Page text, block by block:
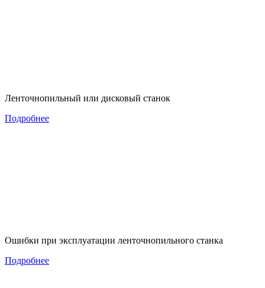
Ленточнопильный или дисковый станок
Подробнее
Ошибки при эксплуатации ленточнопильного станка
Подробнее